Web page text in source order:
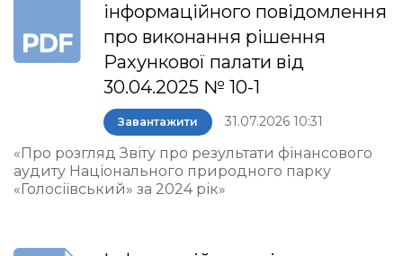
інформаційного повідомлення
про виконання рішення
Рахункової палати від
30.04.2025 № 10-1
Завантажити 31.07.2026 10:31
«Про розгляд Звіту про результати фінансового
аудиту Національного природного парку
«Голосіївський» за 2024 рік»